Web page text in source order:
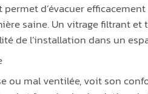
d’évacuer
saine. Un vitrage filtrant et
de l’installation dans un
ou mal ventilée, voit son